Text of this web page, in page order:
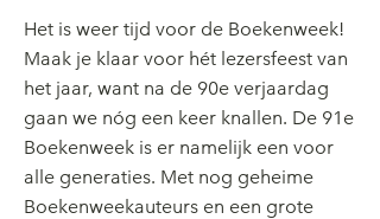
Het is weer tijd voor de Boekenweek!
Maak je klaar voor hét lezersfeest van
het jaar, want na de 90e verjaardag
gaan we nóg een keer knallen. De 91e
Boekenweek is er namelijk een voor
alle generaties. Met nog geheime
Boekenweekauteurs en een grote